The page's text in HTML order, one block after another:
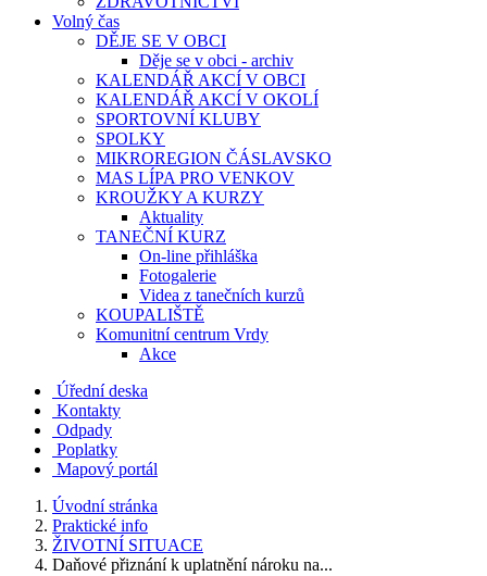
Volný čas
DĚJE SE V OBCI
Děje se v obci - archiv
KALENDÁŘ AKCÍ V OBCI
KALENDÁŘ AKCÍ V OKOLÍ
SPORTOVNÍ KLUBY
SPOLKY
MIKROREGION ČÁSLAVSKO
MAS LÍPA PRO VENKOV
KROUŽKY A KURZY
Aktuality
TANEČNÍ KURZ
On-line přihláška
Fotogalerie
Videa z tanečních kurzů
KOUPALIŠTĚ
Komunitní centrum Vrdy
Akce
Úřední deska
Kontakty
Odpady
Poplatky
Mapový portál
Úvodní stránka
Praktické info
ŽIVOTNÍ SITUACE
Daňové přiznání k uplatnění nároku na...